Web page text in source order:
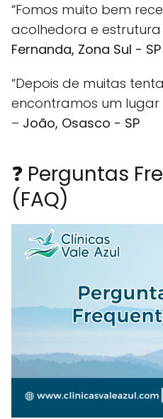
“Fomos muito bem
acolhedora e estrutura
Fernanda, Zona Sul - SP
“Depois de muitas
encontramos um lugar
– João, Osasco - SP
❓ Perguntas
(FAQ)